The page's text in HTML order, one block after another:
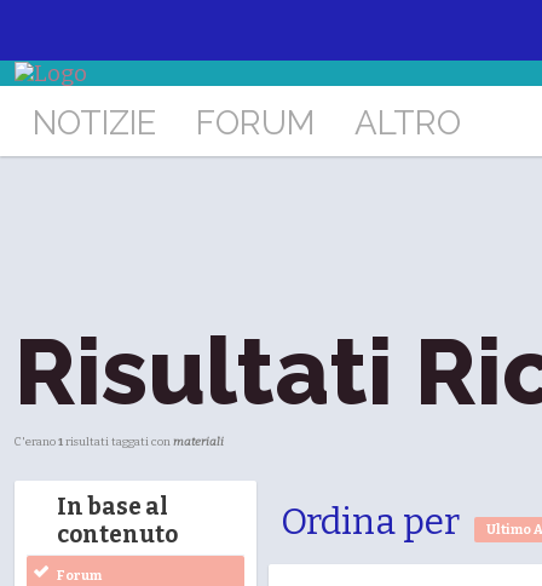
NOTIZIE FORUM ALTRO
Risultati
C'erano1risultati taggati conmateriali
In base al
contenuto
Forum
Ordina per Ultimo